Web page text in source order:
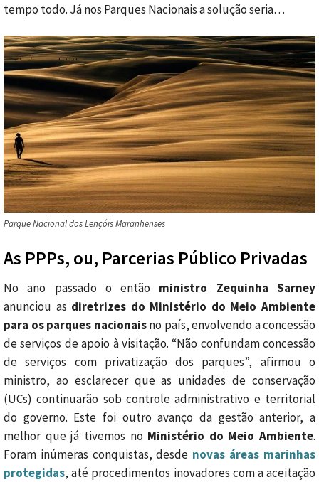
tempo todo. Já nos Parques Nacionais a solução seria…
Parque Nacional dos Lençóis Maranhenses
As PPPs, ou, Parcerias Público Privadas
No ano passado o então ministro Zequinha Sarney
anunciou as diretrizes do Ministério do Meio Ambiente
para os parques nacionaisno país, envolvendo a concessão
de serviços de apoio à visitação. “Não confundam concessão
de serviços com privatização dos parques”, afirmou o
ministro, ao esclarecer que as unidades de conservação
(UCs) continuarão sob controle administrativo e territorial
do governo. Este foi outro avanço da gestão anterior, a
melhor que já tivemos no Ministério do Meio Ambiente.
Foram inúmeras conquistas, desde novas áreas marinhas
protegidas, até procedimentos inovadores com a aceitação